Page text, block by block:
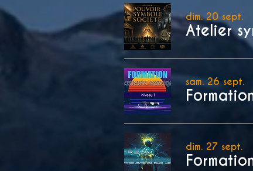
dim. 20 sept.
Atelier
sam. 26 sept.
dim. 27 sept.